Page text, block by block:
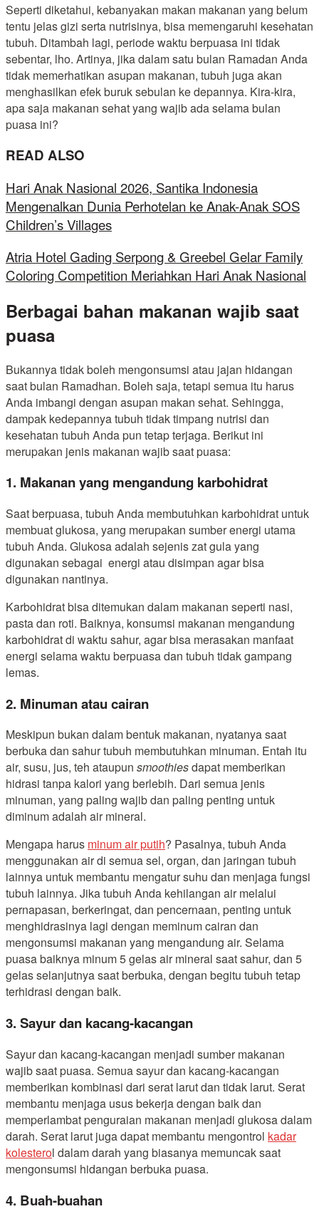
Seperti diketahui, kebanyakan makan makanan yang belum
tentu jelas gizi serta nutrisinya, bisa memengaruhi kesehatan
tubuh. Ditambah lagi, periode waktu berpuasa ini tidak
sebentar, lho. Artinya, jika dalam satu bulan Ramadan Anda
tidak memerhatikan asupan makanan, tubuh juga akan
menghasilkan efek buruk sebulan ke depannya. Kira-kira,
apa saja makanan sehat yang wajib ada selama bulan
puasa ini?
READ ALSO
Hari Anak Nasional 2026, Santika Indonesia
Mengenalkan Dunia Perhotelan ke Anak-Anak SOS
Children’s Villages
Atria Hotel Gading Serpong & Greebel Gelar Family
Coloring Competition Meriahkan Hari Anak Nasional
Berbagai bahan makanan wajib saat
puasa
Bukannya tidak boleh mengonsumsi atau jajan hidangan
saat bulan Ramadhan. Boleh saja, tetapi semua itu harus
Anda imbangi dengan asupan makan sehat. Sehingga,
dampak kedepannya tubuh tidak timpang nutrisi dan
kesehatan tubuh Anda pun tetap terjaga. Berikut ini
merupakan jenis makanan wajib saat puasa:
1. Makanan yang mengandung karbohidrat
Saat berpuasa, tubuh Anda membutuhkan karbohidrat untuk
membuat glukosa, yang merupakan sumber energi utama
tubuh Anda. Glukosa adalah sejenis zat gula yang
digunakan sebagai energi atau disimpan agar bisa
digunakan nantinya.
Karbohidrat bisa ditemukan dalam makanan seperti nasi,
pasta dan roti. Baiknya, konsumsi makanan mengandung
karbohidrat di waktu sahur, agar bisa merasakan manfaat
energi selama waktu berpuasa dan tubuh tidak gampang
lemas.
2. Minuman atau cairan
Meskipun bukan dalam bentuk makanan, nyatanya saat
berbuka dan sahur tubuh membutuhkan minuman. Entah itu
air, susu, jus, teh ataupun smoothiesdapat memberikan
hidrasi tanpa kalori yang berlebih. Dari semua jenis
minuman, yang paling wajib dan paling penting untuk
diminum adalah air mineral.
Mengapa harus minum air putih? Pasalnya, tubuh Anda
menggunakan air di semua sel, organ, dan jaringan tubuh
lainnya untuk membantu mengatur suhu dan menjaga fungsi
tubuh lainnya. Jika tubuh Anda kehilangan air melalui
pernapasan, berkeringat, dan pencernaan, penting untuk
menghidrasinya lagi dengan meminum cairan dan
mengonsumsi makanan yang mengandung air. Selama
puasa baiknya minum 5 gelas air mineral saat sahur, dan 5
gelas selanjutnya saat berbuka, dengan begitu tubuh tetap
terhidrasi dengan baik.
3. Sayur dan kacang-kacangan
Sayur dan kacang-kacangan menjadi sumber makanan
wajib saat puasa. Semua sayur dan kacang-kacangan
memberikan kombinasi dari serat larut dan tidak larut. Serat
membantu menjaga usus bekerja dengan baik dan
memperlambat penguraian makanan menjadi glukosa dalam
darah. Serat larut juga dapat membantu mengontrol kadar
kolesterol dalam darah yang biasanya memuncak saat
mengonsumsi hidangan berbuka puasa.
4. Buah-buahan